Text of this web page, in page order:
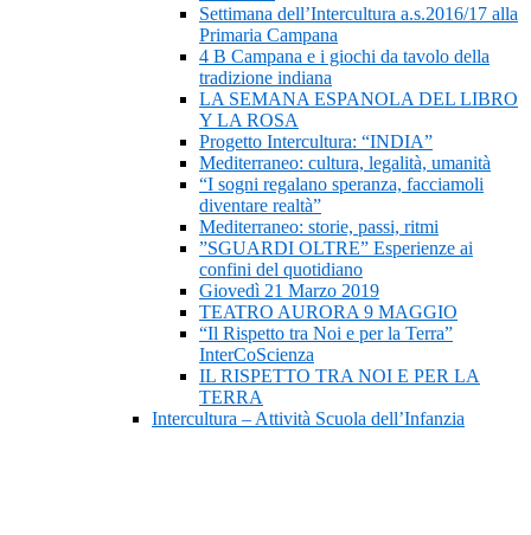
Settimana dell’Intercultura a.s.2016/17 alla
Primaria Campana
4 B Campana e i giochi da tavolo della
tradizione indiana
LA SEMANA ESPANOLA DEL LIBRO
Y LA ROSA
Progetto Intercultura: “INDIA”
Mediterraneo: cultura, legalità, umanità
“I sogni regalano speranza, facciamoli
diventare realtà”
Mediterraneo: storie, passi, ritmi
”SGUARDI OLTRE” Esperienze ai
confini del quotidiano
Giovedì 21 Marzo 2019
TEATRO AURORA 9 MAGGIO
“Il Rispetto tra Noi e per la Terra”
InterCoScienza
IL RISPETTO TRA NOI E PER LA
TERRA
Intercultura – Attività Scuola dell’Infanzia